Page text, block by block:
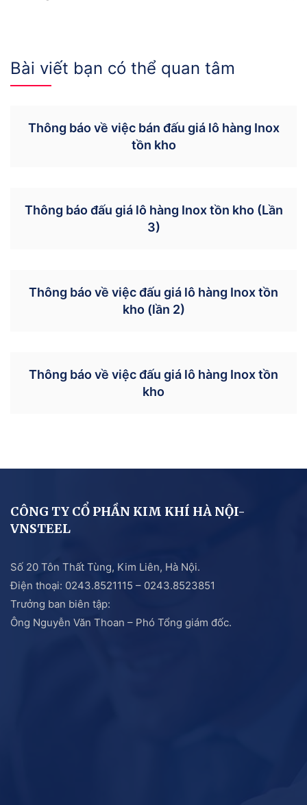
Bài viết bạn có thể quan tâm
Thông báo về việc bán đấu giá lô hàng Inox
tồn kho
Thông báo đấu giá lô hàng Inox tồn kho (Lần
3)
Thông báo về việc đấu giá lô hàng Inox tồn
kho (lần 2)
Thông báo về việc đấu giá lô hàng Inox tồn
kho
CÔNG TY CỔ PHẦN KIM KHÍ HÀ NỘI-
VNSTEEL
Số 20 Tôn Thất Tùng, Kim Liên, Hà Nội.
Điện thoại: 0243.8521115 – 0243.8523851
Trưởng ban biên tập:
Ông Nguyễn Văn Thoan – Phó Tổng giám đốc.